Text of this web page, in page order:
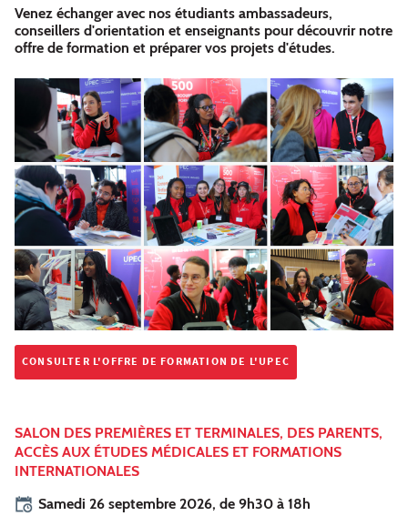
Venez échanger avec nos étudiants ambassadeurs,
conseillers d'orientation et enseignants pour découvrir notre
offre de formation et préparer vos projets d'études.
CONSULTER L'OFFRE DE FORMATION DE L'UPEC
SALON DES PREMIÈRES ET TERMINALES, DES PARENTS,
ACCÈS AUX ÉTUDES MÉDICALES ET FORMATIONS
INTERNATIONALES
Samedi 26 septembre 2026, de 9h30 à 18h